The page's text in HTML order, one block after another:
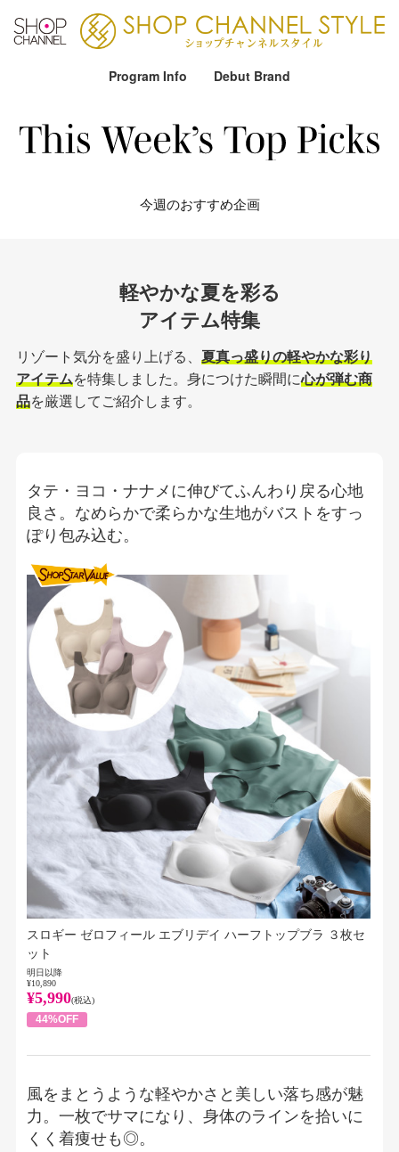
Program Info Debut Brand
今週のおすすめ企画
軽やかな夏を彩る
アイテム特集
リゾート気分を盛り上げる、 夏真っ盛りの軽やかな彩り
アイテムを特集しました。身につけた瞬間に心が弾む商
品を厳選してご紹介します。
タテ・ヨコ・ナナメに伸びてふんわり戻る心地
良さ。なめらかで柔らかな生地がバストをすっ
ぽり包み込む。
スロギー ゼロフィール エブリデイ ハーフトップブラ ３枚セ
ット
明日以降
¥10,890
¥5,990(税込)
44%OFF
風をまとうような軽やかさと美しい落ち感が魅
力。一枚でサマになり、身体のラインを拾いに
くく着痩せも◎。